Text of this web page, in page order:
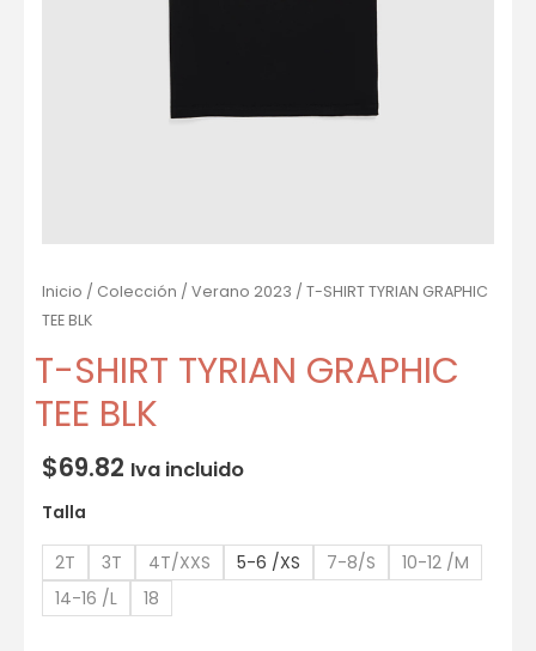
Inicio / Colección / Verano 2023 / T-SHIRT TYRIAN GRAPHIC
TEE BLK
T-SHIRT TYRIAN GRAPHIC
TEE BLK
$69.82 Iva incluido
Talla
2T 3T 4T/XXS 5-6 /XS 7-8/S
10-12 /M
14-16 /L
18